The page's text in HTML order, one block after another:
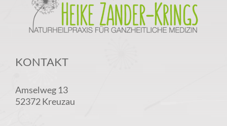
KONTAKT
Amselweg 13
52372 Kreuzau